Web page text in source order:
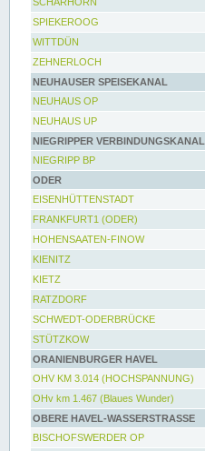
SPIEKEROOG
WITTDÜN
ZEHNERLOCH
NEUHAUSER SPEISEKANAL
NEUHAUS OP
NEUHAUS UP
NIEGRIPPER VERBINDUNGSKANAL
NIEGRIPP BP
ODER
EISENHÜTTENSTADT
FRANKFURT1 (ODER)
HOHENSAATEN-FINOW
KIENITZ
KIETZ
RATZDORF
SCHWEDT-ODERBRÜCKE
STÜTZKOW
ORANIENBURGER HAVEL
OHV KM 3.014 (HOCHSPANNUNG)
OHv km 1.467 (Blaues Wunder)
OBERE HAVEL-WASSERSTRASSE
BISCHOFSWERDER OP